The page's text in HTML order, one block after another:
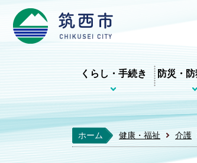
くらし・手続き 防災・
ホーム 健康・福祉 介護